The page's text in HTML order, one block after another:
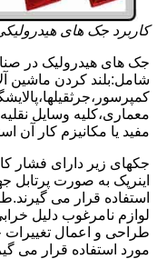
کاربرد جک های
جک های هیدرولیک در
شامل:بلند کردن ماشین
معماری،کلیه وسایل
مفید یا مکانیزم کار آن
اینرپک به صورت
استفاده قرار می
لوازم نامرغوب دلیل
طراحی و اعمال تغییرات
مورد استفاده قرار می